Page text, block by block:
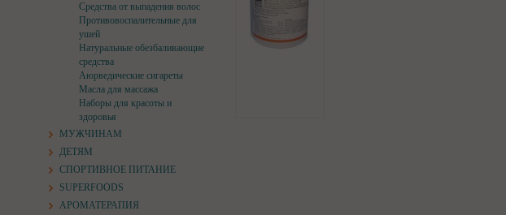
Средства от выпадения волос
Противовоспалительные для
ушей
Натуральные обезбаливающие
средства
Аюрведические сигареты
Масла для массажа
Наборы для красоты и
здоровья
МУЖЧИНАМ
ДЕТЯМ
СПОРТИВНОЕ ПИТАНИЕ
SUPERFOODS
АРОМАТЕРАПИЯ